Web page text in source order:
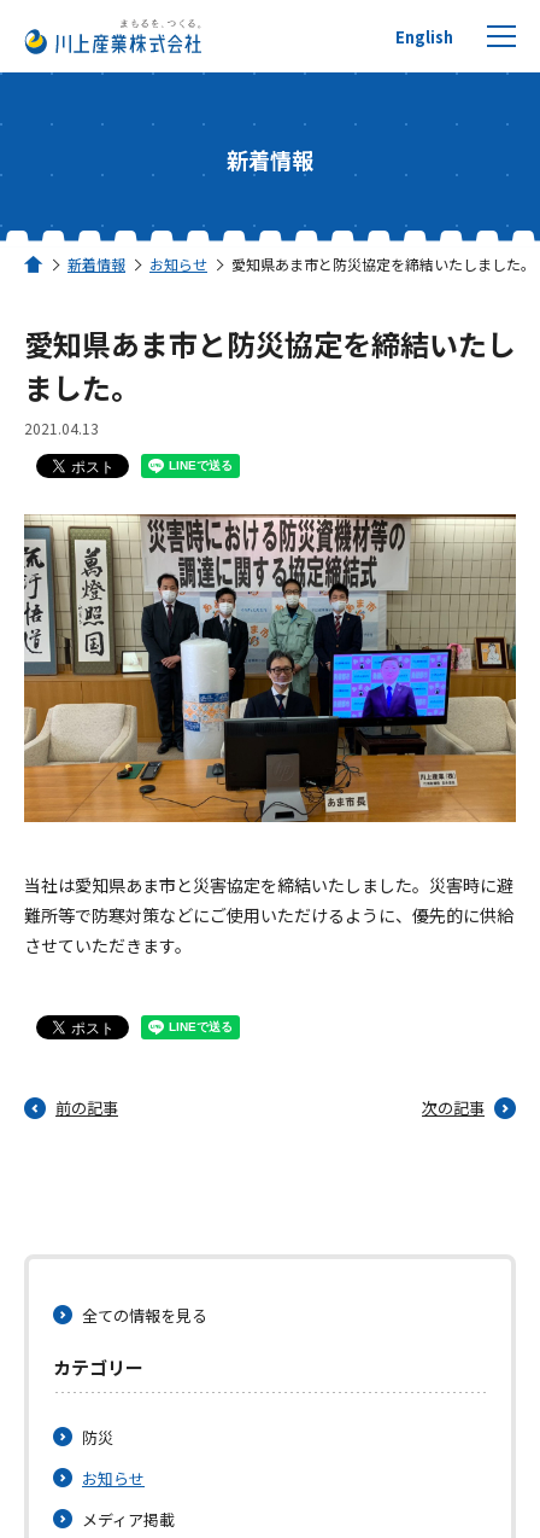
English
リサイクルへの取り組み
活用事例
採用情報
お問い合わせ
メニューを閉じる
新着情報
ホーム
新着情報 お知らせ 愛知県あま市と防災協定を締結いたしました。
愛知県あま市と防災協定を締結いたし
ました。
2021.04.13
当社は愛知県あま市と災害協定を締結いたしました。災害時に避
難所等で防寒対策などにご使用いただけるように、優先的に供給
させていただきます。
前の記事 次の記事
全ての情報を見る
カテゴリー
防災
お知らせ
メディア掲載